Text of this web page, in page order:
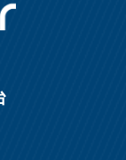
濾芯。